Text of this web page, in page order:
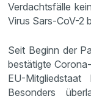
Verdachtsfälle
Virus Sars-CoV-2
Seit Beginn der
bestätigte
EU-
Besonders